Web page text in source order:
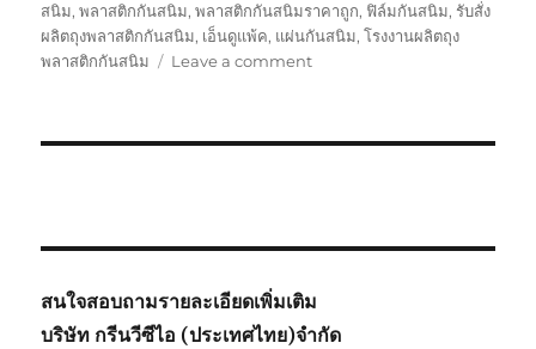
สนิม,พลาสติกกันสนิม,พลาสติกกันสนิมราคาถูก, ฟิล์มกันสนิม,รับสั่ง
ผลิตถุงพลาสติกกันสนิม, เอ็นดูแพ้ค, แผ่นกันสนิม,โรงงานผลิตถุง
พลาสติกกันสนิม
Leave a commenton
สนใจสอบถามรายละเอียดเพิ่มเติม
บริษัท กรีนวีซีไอ (ประเทศไทย)จำกัด